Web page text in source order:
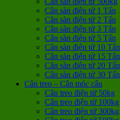
Cân sàn điện tử 1 Tấn
Cân sàn điện tử 2 Tấn
Cân sàn điện tử 3 Tấn
Cân sàn điện tử 5 Tấn
Cân sàn điện tử 10 Tấn
Cân sàn điện tử 15 Tấn
Cân sàn điện tử 20 Tấn
Cân sàn điện tử 30 Tấn
Cân treo – Cân móc cẩu
Cân treo điện tử 50kg
Cân treo điện tử 100kg
Cân treo điện tử 300kg